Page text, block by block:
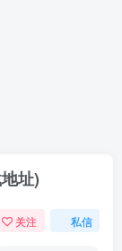
址)
关注 私信